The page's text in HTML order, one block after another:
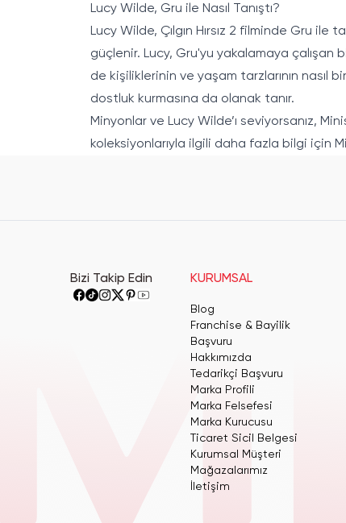
Lucy Wilde, Gru ile Nasıl Tanıştı?
Lucy Wilde, Çılgın Hırsız 2 filminde Gru
güçlenir. Lucy, Gru'yu yakalamaya çalışan
de kişiliklerinin ve yaşam tarzlarının nasıl
dostluk kurmasına da olanak tanır.
Minyonlar ve Lucy Wilde’ı seviyorsanız,
koleksiyonlarıyla ilgili daha fazla bilgi için
Bizi Takip Edin KURUMSAL
Blog
Franchise & Bayilik
Başvuru
Hakkımızda
Tedarikçi Başvuru
Marka Profili
Marka Felsefesi
Marka Kurucusu
Ticaret Sicil Belgesi
Kurumsal Müşteri
Mağazalarımız
İletişim